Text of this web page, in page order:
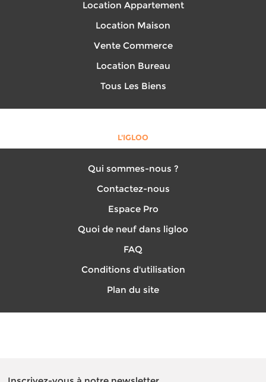
Location Appartement
Location Maison
Vente Commerce
Location Bureau
Tous Les Biens
L'IGLOO
Qui sommes-nous ?
Contactez-nous
Espace Pro
Quoi de neuf dans ligloo
FAQ
Conditions d'utilisation
Plan du site